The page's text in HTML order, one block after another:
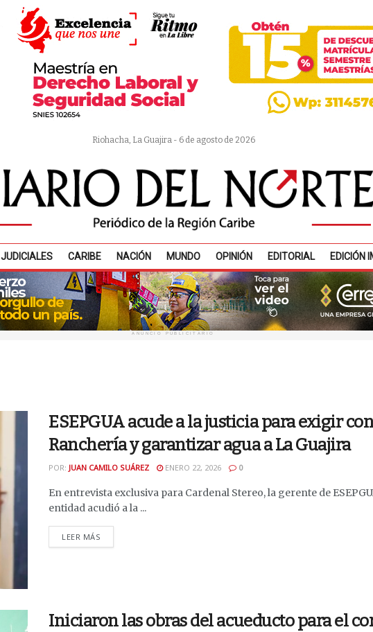
Riohacha, La Guajira - 6 de agosto de 2026
JUDICIALES CARIBE NACIÓN MUNDO OPINIÓN EDITORIAL EDICIÓN
ANUNCIO PUBLICITARIO
ESEPGUA acude a la justicia para exigir
Ranchería y garantizar agua a La Guajira
POR: JUAN CAMILO SUÁREZ ENERO 22, 2026 0
En entrevista exclusiva para Cardenal Stereo, la gerente de
entidad acudió a la ...
LEER MÁS
Iniciaron las obras del acueducto para el